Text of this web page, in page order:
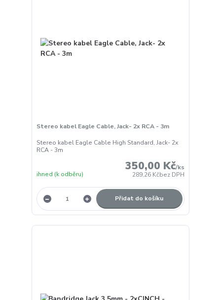
Stereo kabel Eagle Cable, Jack- 2x RCA - 3m
Stereo kabel Eagle Cable High Standard, Jack- 2x
RCA - 3m
350,00 Kč/ks
289,26 Kčbez DPH
ihned (k odběru)
Přidat do košíku